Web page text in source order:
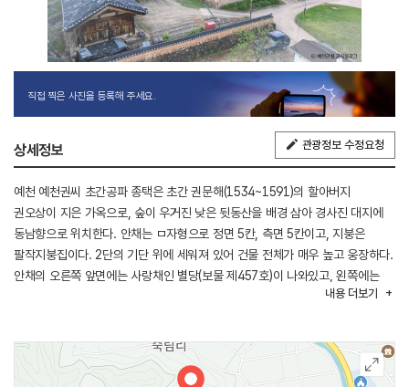
직접 찍은 사진을 등록해 주세요.
상세정보 관광정보 수정요청
예천 예천권씨 초간공파 종택은 초간 권문해(1534~1591)의 할아버지
권오상이 지은 가옥으로, 숲이 우거진 낮은 뒷동산을 배경 삼아 경사진 대지에
동남향으로 위치한다. 안채는 ㅁ자형으로 정면 5칸, 측면 5칸이고, 지붕은
팔작지붕집이다. 2단의 기단 위에 세워져 있어 건물 전체가 매우 높고 웅장하다.
안채의 오른쪽 앞면에는 사랑채인 별당(보물 제457호)이 나와있고, 왼쪽에는
대동운부군옥목판 및 고본(보물 제878호), 권문해 초간일기(보물 제879호) 외
철거되었다. 안채와 사랑채인 별당은 두 공간을 자유롭게 드나들 수 있도록
연결하였다. 이는 조선 전기 손님 접대를 중요하게 여기던 살림집의 특징이자
누각형 접객 건물의 흔적을 볼 수 있는 드문 사례이다. 안채 오른쪽 뒤편 사당은
내용 더보기